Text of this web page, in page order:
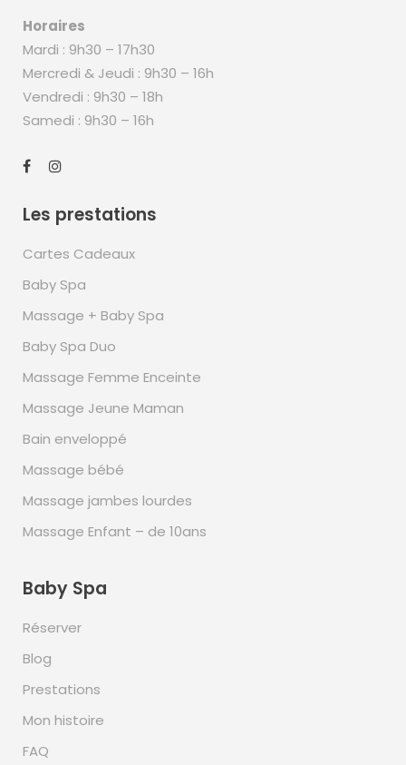
Horaires
Mardi : 9h30 – 17h30
Mercredi & Jeudi : 9h30 – 16h
Vendredi : 9h30 – 18h
Samedi : 9h30 – 16h
Les prestations
Cartes Cadeaux
Baby Spa
Massage + Baby Spa
Baby Spa Duo
Massage Femme Enceinte
Massage Jeune Maman
Bain enveloppé
Massage bébé
Massage jambes lourdes
Massage Enfant – de 10ans
Baby Spa
Réserver
Blog
Prestations
Mon histoire
FAQ